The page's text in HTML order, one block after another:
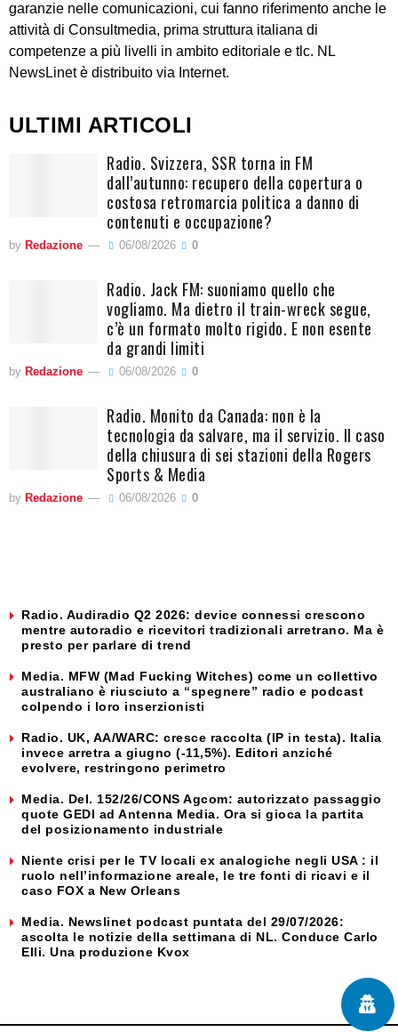
garanzie nelle comunicazioni, cui fanno riferimento anche le
attività di Consultmedia, prima struttura italiana di
competenze a più livelli in ambito editoriale e tlc. NL
NewsLinet è distribuito via Internet.
ULTIMI ARTICOLI
Radio. Svizzera, SSR torna in FM
dall’autunno: recupero della copertura o
costosa retromarcia politica a danno di
contenuti e occupazione?
by Redazione 06/08/2026 0
Radio. Jack FM: suoniamo quello che
vogliamo. Ma dietro il train-wreck segue,
c’è un formato molto rigido. E non esente
da grandi limiti
by Redazione 06/08/2026 0
Radio. Monito da Canada: non è la
tecnologia da salvare, ma il servizio. Il caso
della chiusura di sei stazioni della Rogers
Sports & Media
by Redazione 06/08/2026 0
Radio. Audiradio Q2 2026: device connessi crescono
mentre autoradio e ricevitori tradizionali arretrano. Ma è
presto per parlare di trend
Media. MFW (Mad Fucking Witches) come un collettivo
australiano è riusciuto a “spegnere” radio e podcast
colpendo i loro inserzionisti
Radio. UK, AA/WARC: cresce raccolta (IP in testa). Italia
invece arretra a giugno (-11,5%). Editori anziché
evolvere, restringono perimetro
Media. Del. 152/26/CONS Agcom: autorizzato passaggio
quote GEDI ad Antenna Media. Ora si gioca la partita
del posizionamento industriale
Niente crisi per le TV locali ex analogiche negli USA : il
ruolo nell’informazione areale, le tre fonti di ricavi e il
caso FOX a New Orleans
Media. Newslinet podcast puntata del 29/07/2026:
ascolta le notizie della settimana di NL. Conduce Carlo
Elli. Una produzione Kvox